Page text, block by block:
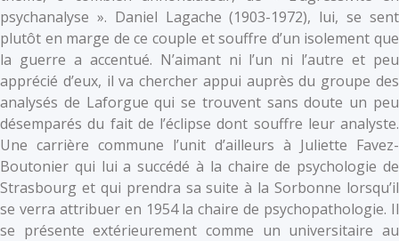
psychanalyse ». Daniel Lagache (1903-1972), lui, se sent
plutôt en marge de ce couple et souffre d’un isolement que
la guerre a accentué. N’aimant ni l’un ni l’autre et peu
apprécié d’eux, il va chercher appui auprès du groupe des
analysés de Laforgue qui se trouvent sans doute un peu
désemparés du fait de l’éclipse dont souffre leur analyste.
Une carrière commune l’unit d’ailleurs à Juliette Favez-
Boutonier qui lui a succédé à la chaire de psychologie de
Strasbourg et qui prendra sa suite à la Sorbonne lorsqu’il
se verra attribuer en 1954 la chaire de psychopathologie. Il
se présente extérieurement comme un universitaire au